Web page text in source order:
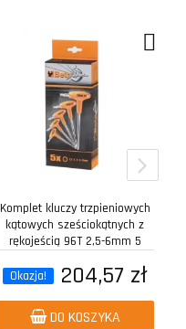
Komplet kluczy trzpieniowych
kątowych sześciokątnych z
rękojeścią 96T 2,5-6mm 5
Okazja!
204,57 zł
DO KOSZYKA